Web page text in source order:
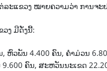
ແຂວງ ໝາຍຄວາມວ່າ ການຈະ
ງ ມີດັ່ງນີ້:
ຫົວພັນ 4.400 ຄົນ, ຄຳມ່ວນ
ຄົນ, ສະຫວັນນະເຂດ